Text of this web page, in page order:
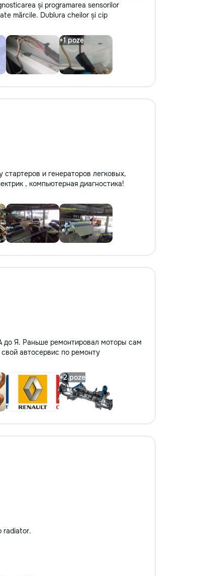
și programarea sensorilor
mărcile. Dublura cheilor și cip
и генераторов легковых,
, компьютерная диагностика!
Я. Раньше ремонтировал моторы сам
автосервис по ремонту
radiator.